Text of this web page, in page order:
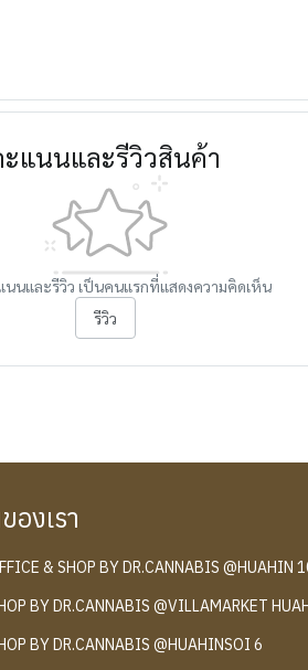
แนนและรีวิวสินค้า
นนและรีวิว เป็นคนแรกที่แสดงความคิดเห็น
รีวิว
องเรา
& SHOP BY DR.CANNABIS @HUAHIN
BY DR.CANNABIS @VILLAMARKET
BY DR.CANNABIS @HUAHINSOI 6